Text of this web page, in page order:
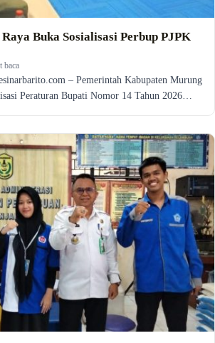
Buka Sosialisasi Perbup PJPK
baca
– Pemerintah Kabupaten Murung
Peraturan Bupati Nomor 14 Tahun 2026…